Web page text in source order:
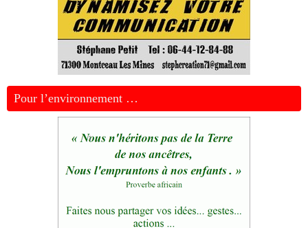
Pour l’environnement …